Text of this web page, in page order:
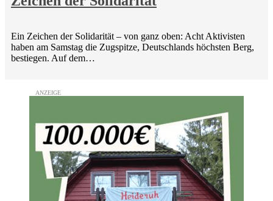
Ein Zeichen der Solidarität – von ganz oben: Acht Aktivisten
haben am Samstag die Zugspitze, Deutschlands höchsten Berg,
bestiegen. Auf dem…